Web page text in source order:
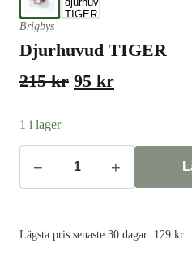
Brigbys
Djurhuvud TIGER
215kr Det
var:
215 kr.
95 krDet
är:
95 kr.
1 i lager
Djurhuvud
TIGER
− +
Lägsta pris senaste 30 dagar: 129 kr